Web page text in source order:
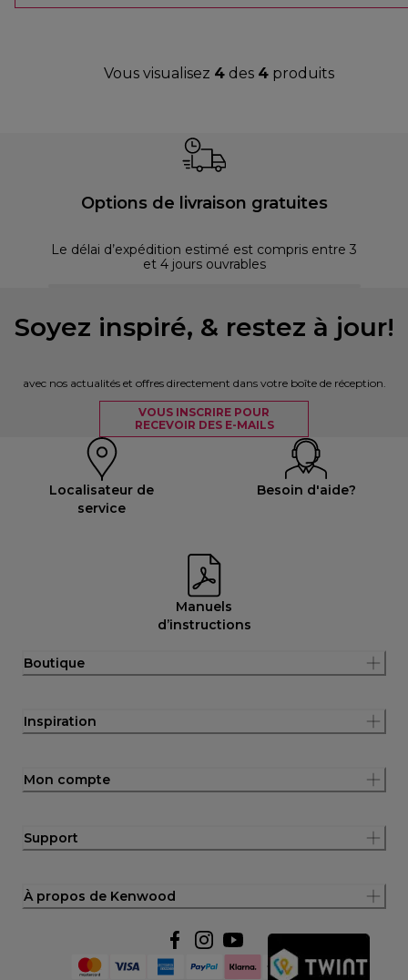
Vous visualisez 4des 4produits
Options de livraison gratuites
Le délai d’expédition estimé est compris entre 3
et 4 jours ouvrables
Soyez inspiré, & restez à jour!
avec nos actualités et offres directement dans votre boîte de réception.
VOUS INSCRIRE POUR
RECEVOIR DES E-MAILS
Localisateur de
service
Besoin d'aide?
Manuels
d’instructions
Boutique
Inspiration
Mon compte
Support
À propos de Kenwood